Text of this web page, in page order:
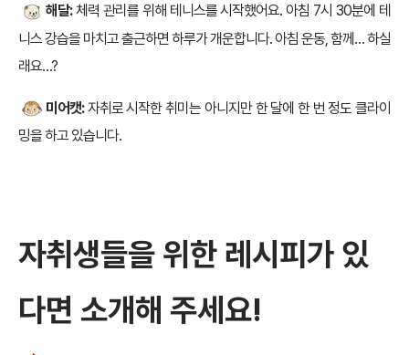
해달:체력 관리를 위해 테니스를 시작했어요. 아침 7시 30분에 테
니스 강습을 마치고 출근하면 하루가 개운합니다. 아침 운동, 함께… 하실
래요…?
미어캣:자취로 시작한 취미는 아니지만 한 달에 한 번 정도 클라이
밍을 하고 있습니다.
자취생들을 위한 레시피가 있
다면 소개해 주세요!